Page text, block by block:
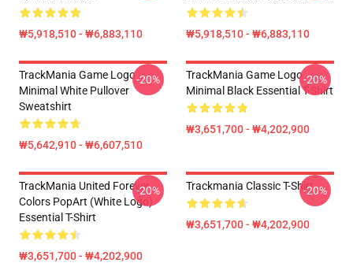
₩5,918,510 - ₩6,883,110 ₩5,918,510 - ₩6,883,110
TrackMania Game Logo
Minimal White Pullover
Sweatshirt
₩5,642,910 - ₩6,607,510
-20%
TrackMania Game Logo
Minimal Black Essential T-Shirt
₩3,651,700 - ₩4,202,900
-20%
TrackMania United Forever
Colors PopArt (White Logo)
Essential T-Shirt
₩3,651,700 - ₩4,202,900
-20% Trackmania Classic T-Shirt
₩3,651,700 - ₩4,202,900
-20%